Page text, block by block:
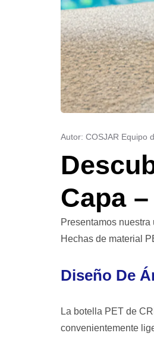
Autor: COSJAR Equipo
Capa
Presentamos
Hechas de material
Diseño De
La botella PET de
convenientemente